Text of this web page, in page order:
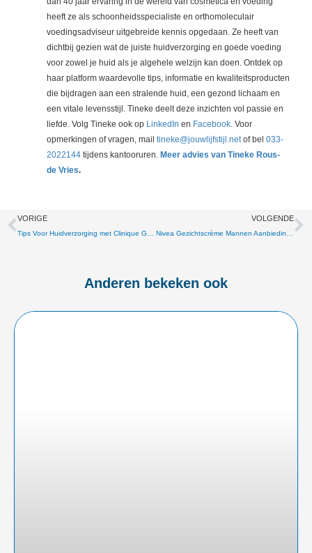
heeft ze als schoonheidsspecialiste en orthomoleculair
voedingsadviseur uitgebreide kennis opgedaan. Ze heeft van
dichtbij gezien wat de juiste huidverzorging en goede voeding
voor zowel je huid als je algehele welzijn kan doen. Ontdek op
haar platform waardevolle tips, informatie en kwaliteitsproducten
die bijdragen aan een stralende huid, een gezond lichaam en
een vitale levensstijl. Tineke deelt deze inzichten vol passie en
liefde. Volg Tineke ook op LinkedIn en Facebook. Voor
opmerkingen of vragen, mail tineke@jouwlijfstijl.netof bel 033-
2022144 tijdens kantooruren. Meer advies van Tineke Rous-
de Vries.
Vorige
VORIGE
Tips Voor Huidverzorging met Clinique Gezichtscrème Mannen
VOLGENDE
Nivea Gezichtscrème Mannen Aanbiedingen | Voordelige Gezichtsverzorging!
Anderen bekeken ook